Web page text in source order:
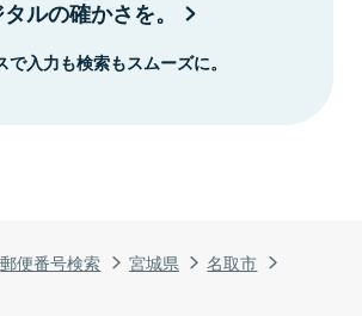
郵便番号検索 宮城県
名取市
ルの確かさを。
入力も検索もスムーズに。